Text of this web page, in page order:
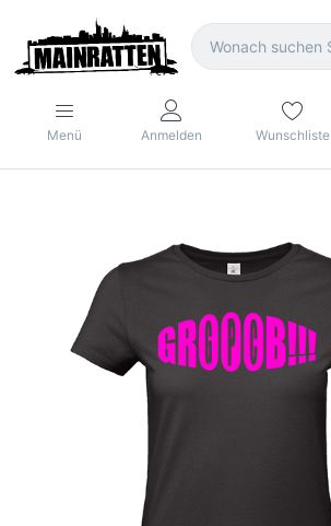
Menü Anmelden Wunschliste